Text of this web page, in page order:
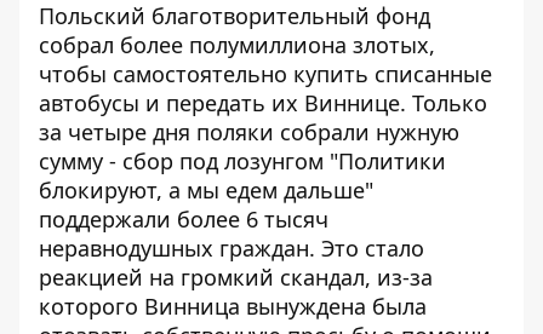
Польский благотворительный фонд
собрал более полумиллиона злотых,
чтобы самостоятельно купить списанные
автобусы и передать их Виннице. Только
за четыре дня поляки собрали нужную
сумму - сбор под лозунгом "Политики
блокируют, а мы едем дальше"
поддержали более 6 тысяч
неравнодушных граждан. Это стало
реакцией на громкий скандал, из-за
которого Винница вынуждена была